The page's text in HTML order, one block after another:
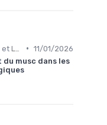
• 11/01/2026
musc dans les